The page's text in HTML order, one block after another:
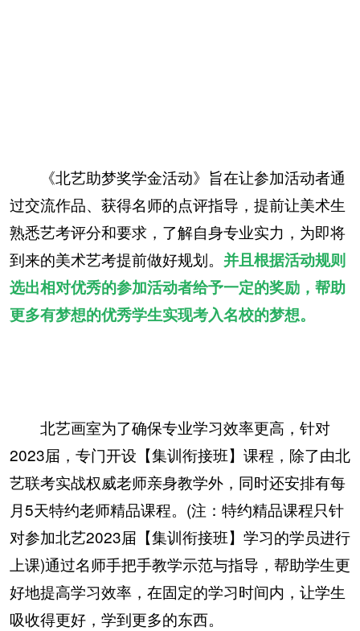
《北艺助梦奖学金活动》旨在让参加活动者通
过交流作品、获得名师的点评指导，提前让美术生
熟悉艺考评分和要求，了解自身专业实力，为即将
到来的美术艺考提前做好规划。 并且根据活动规则
选出相对优秀的参加活动者给予一定的奖励，帮助
更多有梦想的优秀学生实现考入名校的梦想。
北艺画室为了确保专业学习效率更高，针对
2023届，专门开设【集训衔接班】课程，除了由北
艺联考实战权威老师亲身教学外，同时还安排有每
月5天特约老师精品课程。(注：特约精品课程只针
对参加北艺2023届【集训衔接班】学习的学员进行
上课)通过名师手把手教学示范与指导，帮助学生更
好地提高学习效率，在固定的学习时间内，让学生
吸收得更好，学到更多的东西。